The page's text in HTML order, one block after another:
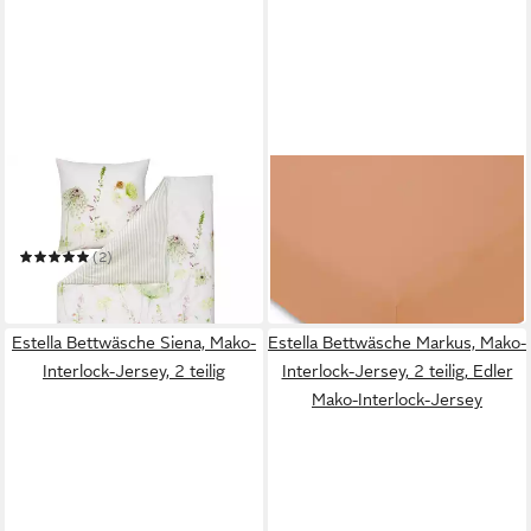
ESTELLA
Bettwäsche Estella Mako
Satin Bettwäsche Meadow
4704-530 Blumen Streifen
135x200
(2)
ab 74,95 €
leider ausverkauft
Estella Bettwäsche Siena, Mako-
Interlock-Jersey, 2 teilig
Estella Bettwäsche Markus, Mako-
Interlock-Jersey, 2 teilig, Edler
Mako-Interlock-Jersey